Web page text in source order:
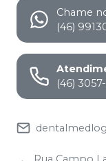
Chame
(46)
(46)